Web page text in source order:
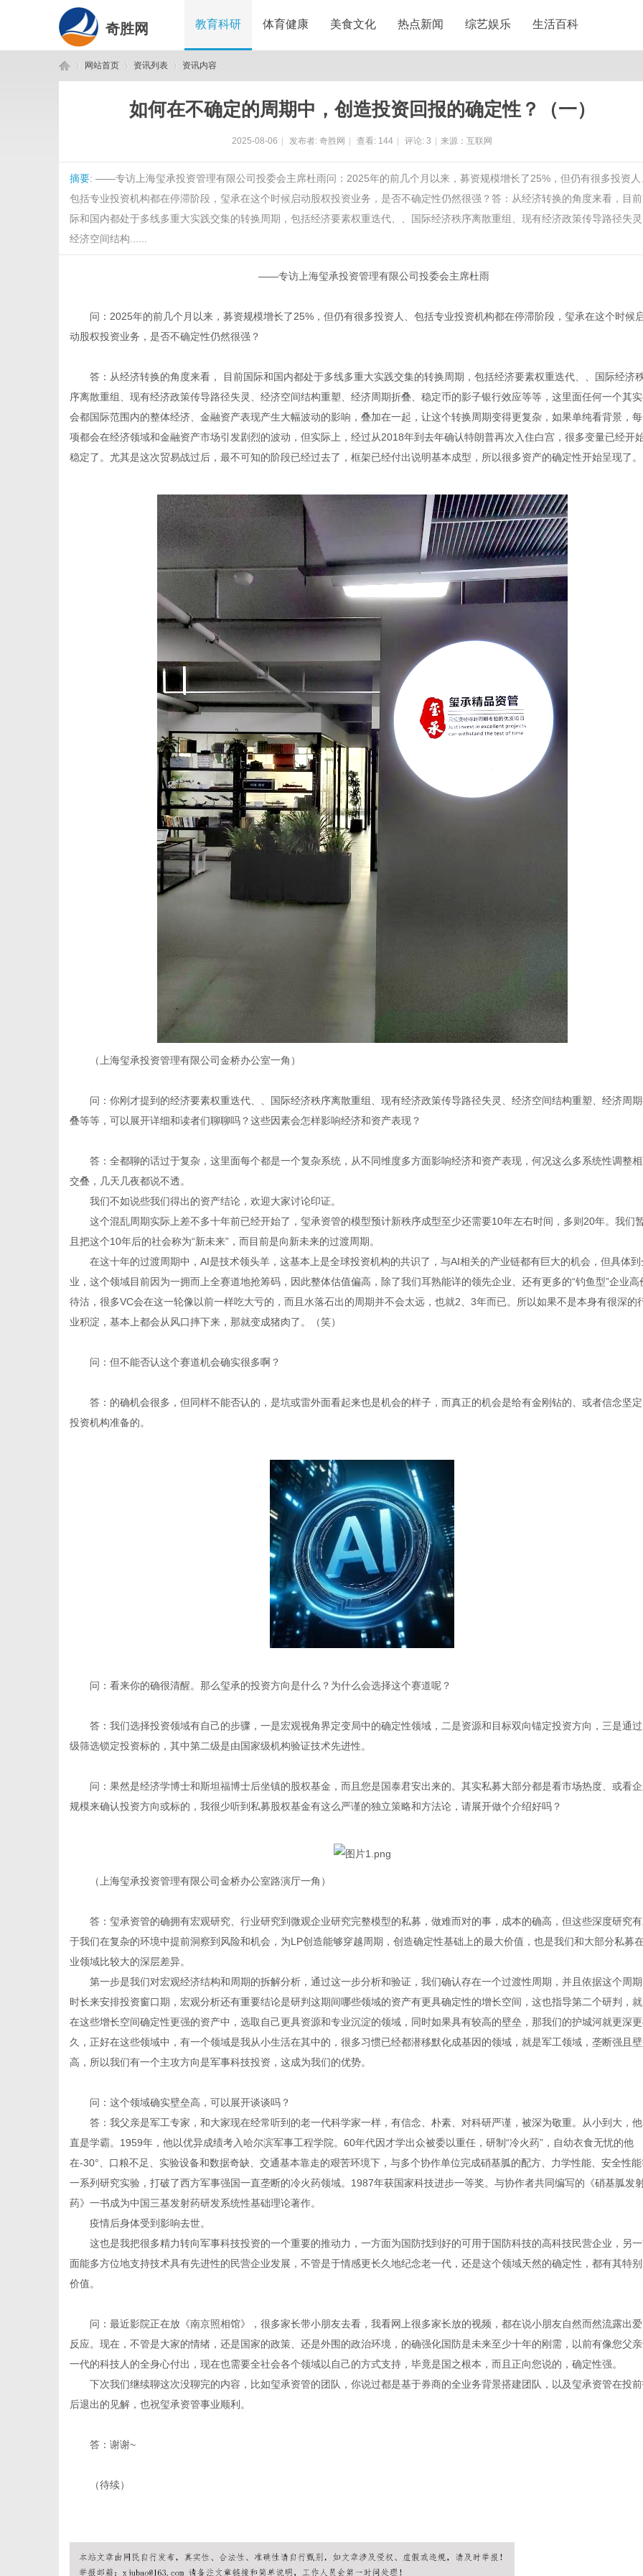
奇胜网 教育科研 体育健康 美食文化 热点新闻 综艺娱乐 生活百科
网站首页 资讯列表 资讯内容
如何在不确定的周期中，创造投资回报的确定性？（一）
2025-08-06 发布者: 奇胜网 查看: 144 评论: 3 来源：互联网
摘要: ——专访上海玺承投资管理有限公司投委会主席杜雨问：2025年的前几个月以来，募资规模增长了25%，但仍有很多投资人
包括专业投资机构都在停滞阶段，玺承在这个时候启动股权投资业务，是否不确定性仍然很强？答：从经济转换的角度来看，目
际和国内都处于多线多重大实践交集的转换周期，包括经济要素权重迭代、、国际经济秩序离散重组、现有经济政策传导路径失
经济空间结构......
——专访上海玺承投资管理有限公司投委会主席杜雨
问：2025年的前几个月以来，募资规模增长了25%，但仍有很多投资人、包括专业投资机构都在停滞阶段，玺承在这个时候
动股权投资业务，是否不确定性仍然很强？
答：从经济转换的角度来看， 目前国际和国内都处于多线多重大实践交集的转换周期，包括经济要素权重迭代、、国际经济
序离散重组、现有经济政策传导路径失灵、经济空间结构重塑、经济周期折叠、稳定币的影子银行效应等等，这里面任何一个其
会都国际范围内的整体经济、金融资产表现产生大幅波动的影响，叠加在一起，让这个转换周期变得更复杂，如果单纯看背景，
项都会在经济领域和金融资产市场引发剧烈的波动，但实际上，经过从2018年到去年确认特朗普再次入住白宫，很多变量已经开
稳定了。尤其是这次贸易战过后，最不可知的阶段已经过去了，框架已经付出说明基本成型，所以很多资产的确定性开始呈现了。
（上海玺承投资管理有限公司金桥办公室一角）
问：你刚才提到的经济要素权重迭代、、国际经济秩序离散重组、现有经济政策传导路径失灵、经济空间结构重塑、经济周
叠等等，可以展开详细和读者们聊聊吗？这些因素会怎样影响经济和资产表现？
答：全都聊的话过于复杂，这里面每个都是一个复杂系统，从不同维度多方面影响经济和资产表现，何况这么多系统性调整
交叠，几天几夜都说不透。
我们不如说些我们得出的资产结论，欢迎大家讨论印证。
这个混乱周期实际上差不多十年前已经开始了，玺承资管的模型预计新秩序成型至少还需要10年左右时间，多则20年。我们
且把这个10年后的社会称为“新未来”，而目前是向新未来的过渡周期。
在这十年的过渡周期中，AI是技术领头羊，这基本上是全球投资机构的共识了，与AI相关的产业链都有巨大的机会，但具体到
业，这个领域目前因为一拥而上全赛道地抢筹码，因此整体估值偏高，除了我们耳熟能详的领先企业、还有更多的“钓鱼型”企业高
待沽，很多VC会在这一轮像以前一样吃大亏的，而且水落石出的周期并不会太远，也就2、3年而已。所以如果不是本身有很深的
业积淀，基本上都会从风口摔下来，那就变成猪肉了。（笑）
问：但不能否认这个赛道机会确实很多啊？
答：的确机会很多，但同样不能否认的，是坑或雷外面看起来也是机会的样子，而真正的机会是给有金刚钻的、或者信念坚
投资机构准备的。
问：看来你的确很清醒。那么玺承的投资方向是什么？为什么会选择这个赛道呢？
答：我们选择投资领域有自己的步骤，一是宏观视角界定变局中的确定性领域，二是资源和目标双向锚定投资方向，三是通
级筛选锁定投资标的，其中第二级是由国家级机构验证技术先进性。
问：果然是经济学博士和斯坦福博士后坐镇的股权基金，而且您是国泰君安出来的。其实私募大部分都是看市场热度、或看
规模来确认投资方向或标的，我很少听到私募股权基金有这么严谨的独立策略和方法论，请展开做个介绍好吗？
（上海玺承投资管理有限公司金桥办公室路演厅一角）
答：玺承资管的确拥有宏观研究、行业研究到微观企业研究完整模型的私募，做难而对的事，成本的确高，但这些深度研究
于我们在复杂的环境中提前洞察到风险和机会，为LP创造能够穿越周期，创造确定性基础上的最大价值，也是我们和大部分私募
业领域比较大的深层差异。
第一步是我们对宏观经济结构和周期的拆解分析，通过这一步分析和验证，我们确认存在一个过渡性周期，并且依据这个周
时长来安排投资窗口期，宏观分析还有重要结论是研判这期间哪些领域的资产有更具确定性的增长空间，这也指导第二个研判，
在这些增长空间确定性更强的资产中，选取自己更具资源和专业沉淀的领域，同时如果具有较高的壁垒，那我们的护城河就更深
久，正好在这些领域中，有一个领域是我从小生活在其中的，很多习惯已经都潜移默化成基因的领域，就是军工领域，垄断强且
高，所以我们有一个主攻方向是军事科技投资，这成为我们的优势。
问：这个领域确实壁垒高，可以展开谈谈吗？
答：我父亲是军工专家，和大家现在经常听到的老一代科学家一样，有信念、朴素、对科研严谨，被深为敬重。从小到大，
直是学霸。1959年，他以优异成绩考入哈尔滨军事工程学院。60年代因才学出众被委以重任，研制“冷火药”，自幼衣食无忧的他
在-30°、口粮不足、实验设备和数据奇缺、交通基本靠走的艰苦环境下，与多个协作单位完成硝基胍的配方、力学性能、安全性
一系列研究实验，打破了西方军事强国一直垄断的冷火药领域。1987年获国家科技进步一等奖。与协作者共同编写的《硝基胍发
药》一书成为中国三基发射药研发系统性基础理论著作。
疫情后身体受到影响去世。
这也是我把很多精力转向军事科技投资的一个重要的推动力，一方面为国防找到好的可用于国防科技的高科技民营企业，另
面能多方位地支持技术具有先进性的民营企业发展，不管是于情感更长久地纪念老一代，还是这个领域天然的确定性，都有其特
价值。
问：最近影院正在放《南京照相馆》，很多家长带小朋友去看，我看网上很多家长放的视频，都在说小朋友自然而然流露出
反应。现在，不管是大家的情绪，还是国家的政策、还是外围的政治环境，的确强化国防是未来至少十年的刚需，以前有像您父
一代的科技人的全身心付出，现在也需要全社会各个领域以自己的方式支持，毕竟是国之根本，而且正向您说的，确定性强。
下次我们继续聊这次没聊完的内容，比如玺承资管的团队，你说过都是基于券商的全业务背景搭建团队，以及玺承资管在投
后退出的见解，也祝玺承资管事业顺利。
答：谢谢~
（待续）